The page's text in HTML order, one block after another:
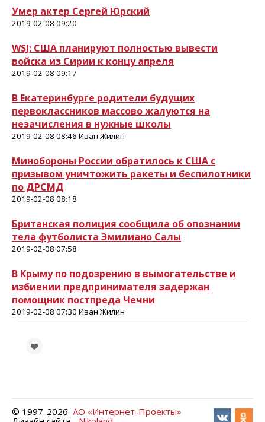
Умер актер Сергей Юрский
2019-02-08 09:20
WSJ: США планируют полностью вывести
войска из Сирии к концу апреля
2019-02-08 09:17
В Екатеринбурге родители будущих
первоклассников массово жалуются на
незачисления в нужные школы
2019-02-08 08:46 Иван Жилин
Минобороны России обратилось к США с
призывом уничтожить ракеты и беспилотники
по ДРСМД
2019-02-08 08:18
Британская полиция сообщила об опознании
тела футболиста Эмилиано Салы
2019-02-08 07:58
В Крыму по подозрению в вымогательстве и
избиении предпринимателя задержан
помощник постпреда Чечни
2019-02-08 07:30 Иван Жилин
© 1997-2026 АО «Интернет-Проекты»